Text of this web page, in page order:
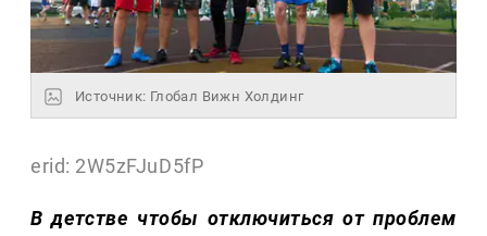
Источник: Глобал Вижн Холдинг
erid: 2W5zFJuD5fP
В детстве чтобы отключиться от проблем